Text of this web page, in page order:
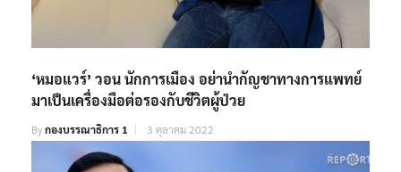
‘หมอแวร์’ วอน นักการเมือง อย่านำกัญชาทางการแพทย์
มาเป็นเครื่องมือต่อรองกับชีวิตผู้ป่วย
Byกองบรรณาธิการ 1 3 ตุลาคม 2022